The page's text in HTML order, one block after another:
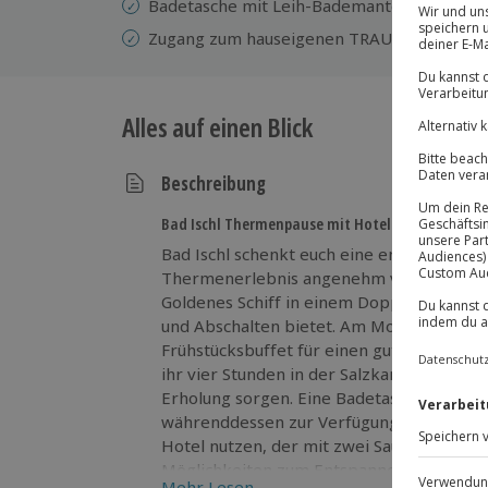
Badetasche mit Leih-Bademantel
Zugang zum hauseigenen TRAUN-SPA mit
Alles auf einen Blick
Beschreibung
Bad Ischl Thermenpause mit Hotelkomfort
Bad Ischl schenkt euch eine entspannte
Thermenerlebnis angenehm verbindet.
Goldenes Schiff in einem Doppelzimmer
und Abschalten bietet. Am Morgen
Frühstücksbuffet für einen guten Start in
ihr vier Stunden in der Salzkammergut
Erholung sorgen. Eine Badetasche mit
währenddessen zur Verfügung. Zusätzlich
Hotel nutzen, der mit zwei Saunen und
Möglichkeiten zum Entspannen bietet.